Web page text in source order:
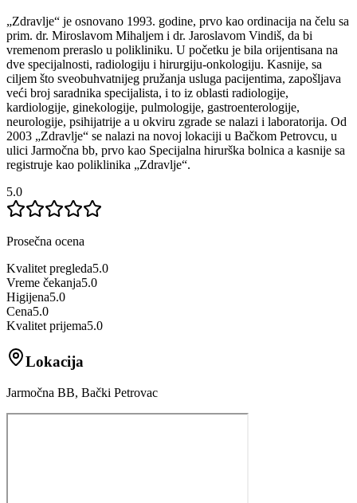
„Zdravlje“ je osnovano 1993. godine, prvo kao ordinacija na čelu sa
prim. dr. Miroslavom Mihaljem i dr. Jaroslavom Vindiš, da bi
vremenom preraslo u polikliniku. U početku je bila orijentisana na
dve specijalnosti, radiologiju i hirurgiju-onkologiju. Kasnije, sa
ciljem što sveobuhvatnijeg pružanja usluga pacijentima, zapošljava
veći broj saradnika specijalista, i to iz oblasti radiologije,
kardiologije, ginekologije, pulmologije, gastroenterologije,
neurologije, psihijatrije a u okviru zgrade se nalazi i laboratorija. Od
2003 „Zdravlje“ se nalazi na novoj lokaciji u Bačkom Petrovcu, u
ulici Jarmočna bb, prvo kao Specijalna hirurška bolnica a kasnije sa
registruje kao poliklinika „Zdravlje“.
5.0
Prosečna ocena
Kvalitet pregleda5.0
Vreme čekanja5.0
Higijena5.0
Cena5.0
Kvalitet prijema5.0
Lokacija
Jarmočna BB, Bački Petrovac